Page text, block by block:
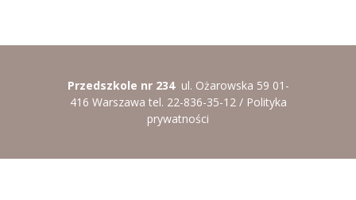
Przedszkole nr 234 ul. Ożarowska 59 01-
416 Warszawa tel. 22-836-35-12 / Polityka
prywatności